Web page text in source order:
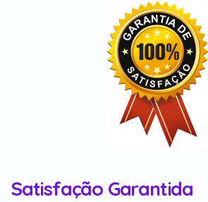
Satisfação Garantida